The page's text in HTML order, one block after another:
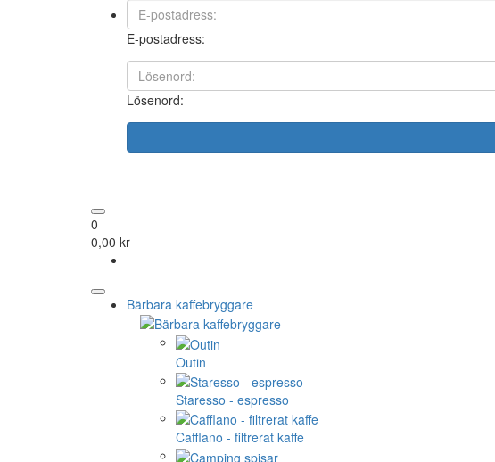
E-postadress:
Lösenord:
0
0,00 kr
Bärbara kaffebryggare
Outin
Staresso - espresso
Cafflano - filtrerat kaffe